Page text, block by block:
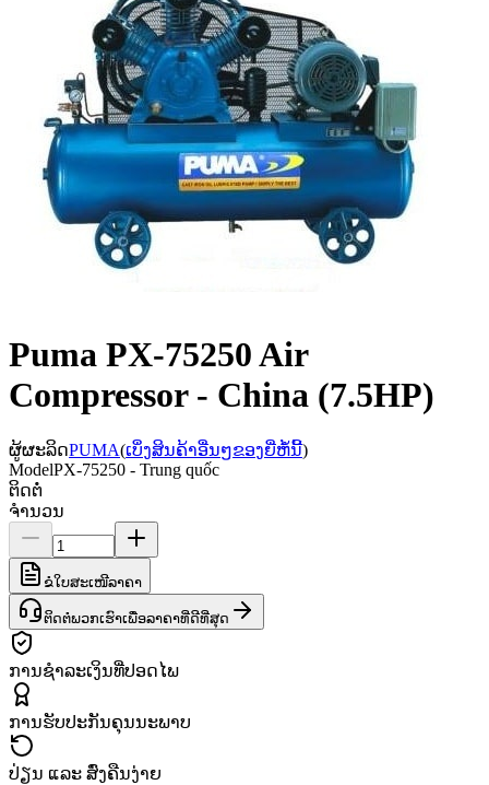
Puma PX-75250 Air
Compressor - China (7.5HP)
ຜູ້ຜະລິດPUMA(ເບິ່ງສິນຄ້າອື່ນໆຂອງຍີ່ຫໍ້ນີ້)
ModelPX-75250 - Trung quốc
ຕິດຕໍ່
ຈຳນວນ
ຂໍໃບສະເໜີລາຄາ
ຕິດຕໍ່ພວກເຮົາເພື່ອລາຄາທີ່ດີທີ່ສຸດ
ການຊຳລະເງິນທີ່ປອດໄພ
ການຮັບປະກັນຄຸນນະພາບ
ປ່ຽນ ແລະ ສົ່ງຄືນງ່າຍ